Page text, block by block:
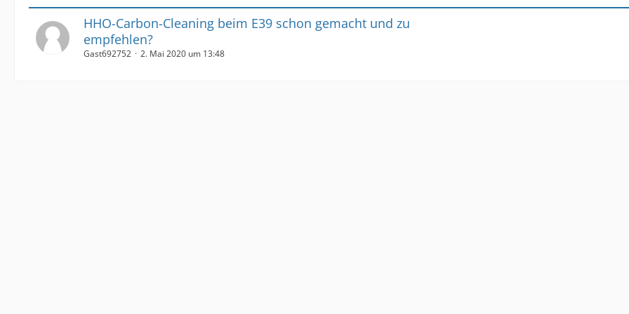
HHO-Carbon-Cleaning beim E39 schon gemacht und zu
empfehlen?
Gast692752 2. Mai 2020 um 13:48